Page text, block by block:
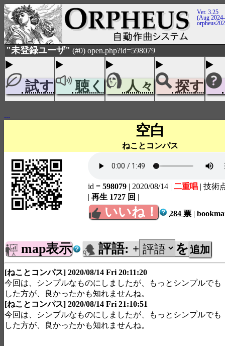
Ver. 3.25
(Aug
"未登録ユーザ" (#0) open.php?id=598079
試す 聴く 人々 探す
...
空白
ねことコンパス
id = 598079 | 2020/08/14 | 二重唱 | 技術
| 再生 1727 回 |
いいね！ 284 票 |
map表示 評語: + を
[ねことコンパス] 2020/08/14 Fri 20:11:20
今回は、シンプルなものにしましたが、もっとシンプルでも
した方が、良かったかも知れませんね。
[ねことコンパス] 2020/08/14 Fri 21:10:51
今回は、シンプルなものにしましたが、もっとシンプルでも
した方が、良かったかも知れませんね。